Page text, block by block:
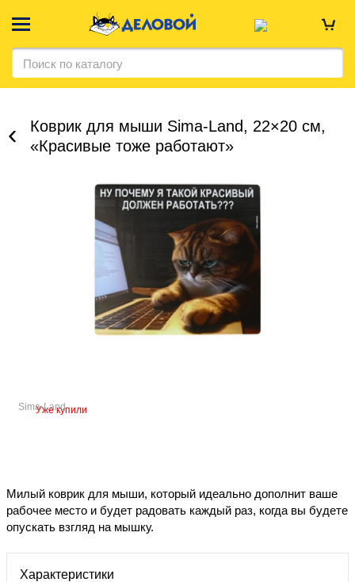
Коврик для мыши Sima-Land, 22×20 см,
«Красивые тоже работают»
Sima-Land
Уже купили
Милый коврик для мыши, который идеально дополнит ваше
рабочее место и будет радовать каждый раз, когда вы будете
опускать взгляд на мышку.
Характеристики